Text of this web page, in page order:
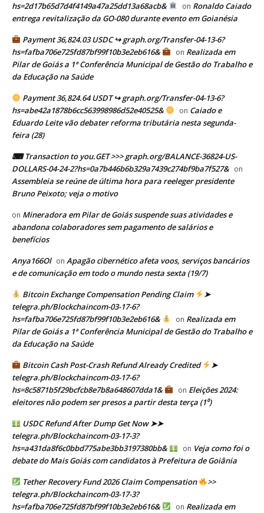
hs=2d17b65d7d4f4149a47a25dd13a68acb&
on Ronaldo Caiado
entrega revitalização da GO-080 durante evento em Goianésia
Payment 36,824.03 USDC ↪ graph.org/Transfer-04-13-6?
hs=fafba706e725fd87bf99f10b3e2eb616&
on Realizada em
Pilar de Goiás a 1ª Conferência Municipal de Gestão do Trabalho e
da Educação na Saúde
Payment 36,824.64 USDT ↪ graph.org/Transfer-04-13-6?
hs=abe42a1878b6cc563998986d52e40525&
on Caiado e
Eduardo Leite vão debater reforma tributária nesta segunda-
feira (28)
⌨ Transaction to you.GET >>> graph.org/BALANCE-36824-US-
DOLLARS-04-24-2?hs=0a7b446b6b329a7439c274bf9ba7f527& on
Assembleia se reúne de última hora para reeleger presidente
Bruno Peixoto; veja o motivo
on Mineradora em Pilar de Goiás suspende suas atividades e
abandona colaboradores sem pagamento de salários e
benefícios
Anya166Ol on Apagão cibernético afeta voos, serviços bancários
e de comunicação em todo o mundo nesta sexta (19/7)
Bitcoin Exchange Compensation Pending Claim
➤
telegra.ph/Blockchaincom-03-17-6?
hs=fafba706e725fd87bf99f10b3e2eb616&
on Realizada em
Pilar de Goiás a 1ª Conferência Municipal de Gestão do Trabalho e
da Educação na Saúde
Bitcoin Cash Post-Crash Refund Already Credited
➤
telegra.ph/Blockchaincom-03-17-6?
hs=8c5871b5f29bcfcb8e7b8a648607dda1&
on Eleições 2024:
eleitores não podem ser presos a partir desta terça (1⁰)
USDC Refund After Dump Get Now ➤➤
telegra.ph/Blockchaincom-03-17-3?
hs=a431da8f6c0bbd775abe3bb3197380bb&
on Veja como foi o
debate do Mais Goiás com candidatos à Prefeitura de Goiânia
Tether Recovery Fund 2026 Claim Compensation
>>
telegra.ph/Blockchaincom-03-17-3?
hs=fafba706e725fd87bf99f10b3e2eb616&
on Realizada em